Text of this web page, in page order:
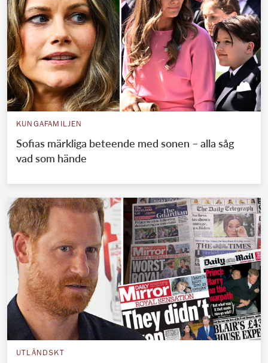
KUNGAFAMILJEN
Sofias märkliga beteende med sonen – alla såg
vad som hände
UTLÄNDSKT